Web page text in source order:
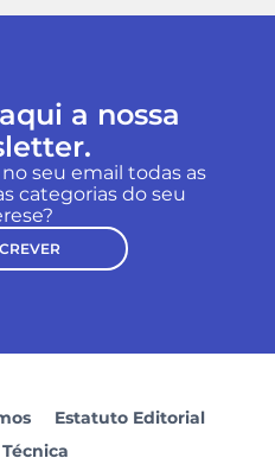
a nossa
seu email todas as
categorias do seu
Estatuto Editorial